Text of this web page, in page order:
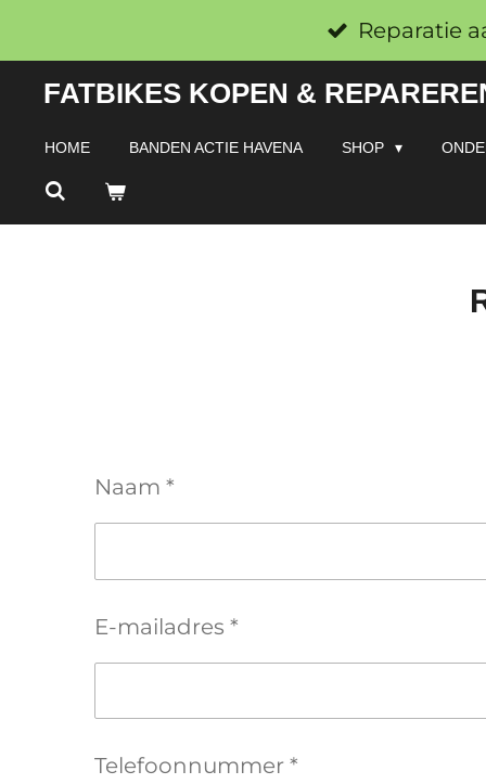
direct
naar
hoofdinhoud
Reparatie
FATBIKES KOPEN &
HOME BANDEN ACTIE HAVENA SHOP
Naam *
E-mailadres *
Telefoonnummer *